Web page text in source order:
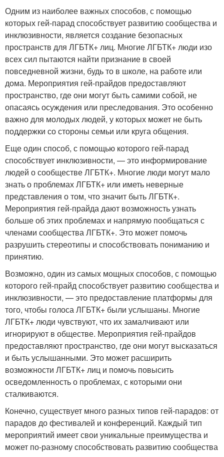
Одним из наиболее важных способов, с помощью
которых гей-парад способствует развитию сообщества и
инклюзивности, является создание безопасных
пространств для ЛГБТК+ лиц. Многие ЛГБТК+ люди изо
всех сил пытаются найти признание в своей
повседневной жизни, будь то в школе, на работе или
дома. Мероприятия гей-прайдов предоставляют
пространство, где они могут быть самими собой, не
опасаясь осуждения или преследования. Это особенно
важно для молодых людей, у которых может не быть
поддержки со стороны семьи или круга общения.
Еще один способ, с помощью которого гей-парад
способствует инклюзивности, — это информирование
людей о сообществе ЛГБТК+. Многие люди могут мало
знать о проблемах ЛГБТК+ или иметь неверные
представления о том, что значит быть ЛГБТК+.
Мероприятия гей-прайда дают возможность узнать
больше об этих проблемах и напрямую пообщаться с
членами сообщества ЛГБТК+. Это может помочь
разрушить стереотипы и способствовать пониманию и
принятию.
Возможно, один из самых мощных способов, с помощью
которого гей-прайд способствует развитию сообщества и
инклюзивности, — это предоставление платформы для
того, чтобы голоса ЛГБТК+ были услышаны. Многие
ЛГБТК+ люди чувствуют, что их замалчивают или
игнорируют в обществе. Мероприятия гей-прайдов
предоставляют пространство, где они могут высказаться
и быть услышанными. Это может расширить
возможности ЛГБТК+ лиц и помочь повысить
осведомленность о проблемах, с которыми они
сталкиваются.
Конечно, существует много разных типов гей-парадов: от
парадов до фестивалей и конференций. Каждый тип
мероприятий имеет свои уникальные преимущества и
может по-разному способствовать развитию сообщества